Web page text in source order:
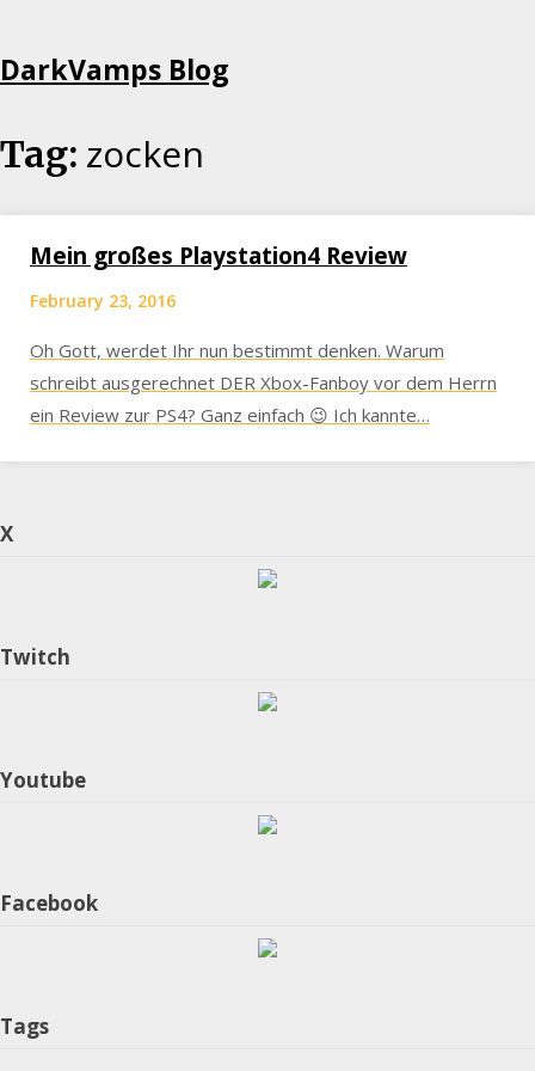
to
DarkVamps Blog
Tag: zocken
Mein großes Playstation4 Review
February 23, 2016
Oh Gott, werdet Ihr nun bestimmt denken. Warum
schreibt ausgerechnet DER Xbox-Fanboy vor dem Herrn
ein Review zur PS4? Ganz einfach 😉 Ich kannte…
X
Twitch
Youtube
Facebook
Tags